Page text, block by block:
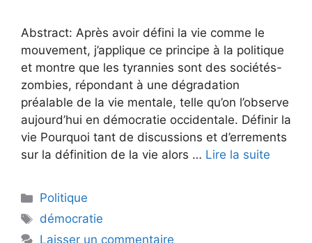
Abstract: Après avoir défini la vie comme le
mouvement, j’applique ce principe à la politique
et montre que les tyrannies sont des sociétés-
zombies, répondant à une dégradation
préalable de la vie mentale, telle qu’on l’observe
aujourd’hui en démocratie occidentale. Définir la
vie Pourquoi tant de discussions et d’errements
sur la définition de la vie alors … Lire la suite
Catégories
Politique
Étiquettes
démocratie
Laisser un commentaire